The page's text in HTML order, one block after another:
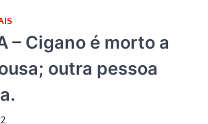
– Cigano é morto a
outra pessoa